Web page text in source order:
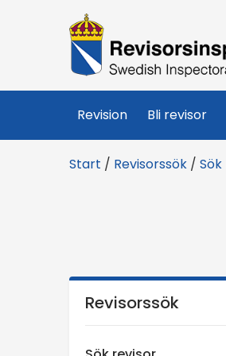
R
e
v
i
r
Revision Bli revisor
Start / Revisorssök /
Revisorssök